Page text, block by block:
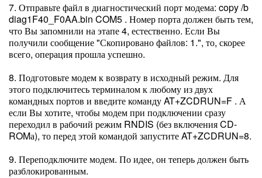
7. Отправьте файл в диагностический порт модема: copy /b
diag1F40_F0AA.bin COM5 . Номер порта должен быть тем,
что Вы запомнили на этапе 4, естественно. Если Вы
получили сообщение "Скопировано файлов: 1.", то, скорее
всего, операция прошла успешно.
8. Подготовьте модем к возврату в исходный режим. Для
этого подключитесь терминалом к любому из двух
командных портов и введите команду AT+ZCDRUN=F . А
если Вы хотите, чтобы модем при подключении сразу
переходил в рабочий режим RNDIS (без включения CD-
ROMа), то перед этой командой запустите AT+ZCDRUN=8.
9. Переподключите модем. По идее, он теперь должен быть
разблокированным.